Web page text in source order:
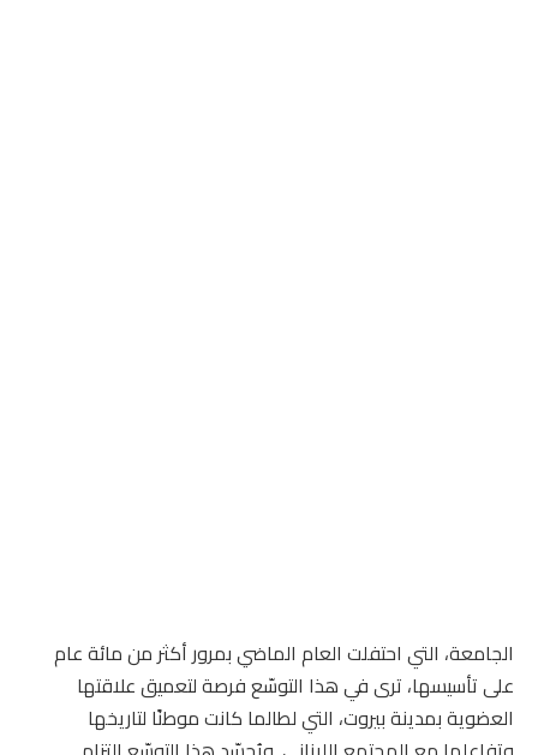
الجامعة، التي احتفلت العام الماضي بمرور أكثر من مائة عام
على تأسيسها، ترى في هذا التوسّع فرصة لتعميق علاقتها
العضوية بمدينة بيروت، التي لطالما كانت موطنًا لتاريخها